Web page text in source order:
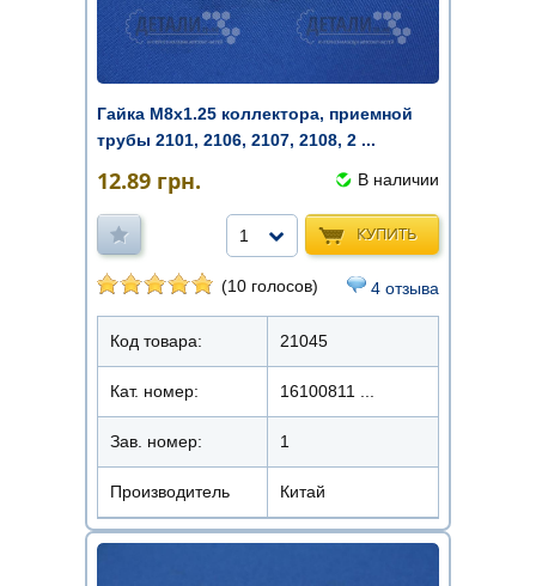
Гайка М8х1.25 коллектора, приемной
трубы 2101, 2106, 2107, 2108, 2 ...
12.89 грн. В наличии
КУПИТЬ
1
(10 голосов) 4 отзыва
Код товара: 21045
Кат. номер: 16100811 ...
Зав. номер: 1
Производитель Китай